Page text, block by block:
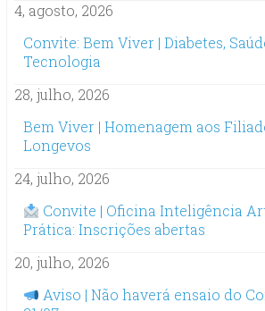
4, agosto, 2026
Convite: Bem Viver | Diabetes,
Tecnologia
28, julho, 2026
Bem Viver | Homenagem aos
Longevos
24, julho, 2026
Convite | Oficina Inteligência
Prática: Inscrições abertas
20, julho, 2026
Aviso | Não haverá ensaio do